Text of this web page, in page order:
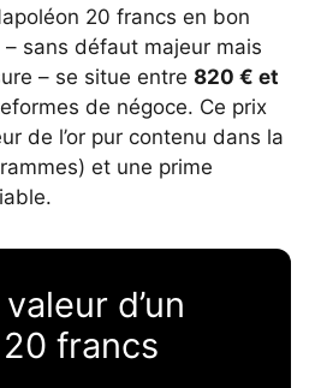
20 francs en bon
sans défaut majeur mais
– se situe entre 820 € et
de négoce. Ce prix
de l’or pur contenu dans la
et une prime
d’un
francs